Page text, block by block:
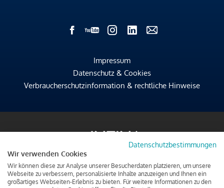
Impressum
Datenschutz & Cookies
Verbraucherschutzinformation & rechtliche Hinweise
Datenschutzbestimmungen
Wir verwenden Cookies
Wir können diese zur Analyse unserer Besucherdaten platzieren, um unsere
Webseite zu verbessern, personalisierte Inhalte anzuzeigen und Ihnen ein
großartiges Webseiten-Erlebnis zu bieten. Für weitere Informationen zu den